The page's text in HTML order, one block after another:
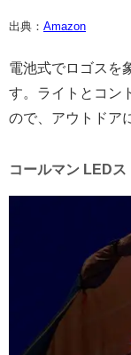
出典： Amazon
電池式でロゴスを
す。ライトとコン
ので、アウトドア
コールマン LED